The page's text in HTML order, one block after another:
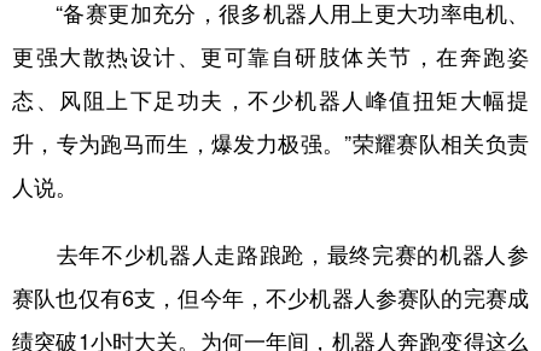
“备赛更加充分，很多机器人用上更大功率电机、
更强大散热设计、更可靠自研肢体关节，在奔跑姿
态、风阻上下足功夫，不少机器人峰值扭矩大幅提
升，专为跑马而生，爆发力极强。”荣耀赛队相关负责
人说。
去年不少机器人走路踉跄，最终完赛的机器人参
赛队也仅有6支，但今年，不少机器人参赛队的完赛成
绩突破1小时大关。为何一年间，机器人奔跑变得这么